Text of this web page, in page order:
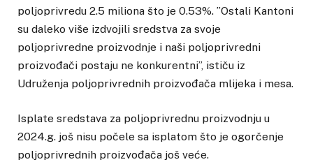
poljoprivredu 2.5 miliona što je 0.53%. ”Ostali Kantoni
su daleko više izdvojili sredstva za svoje
poljoprivredne proizvodnje i naši poljoprivredni
proizvođači postaju ne konkurentni”, ističu iz
Udruženja poljoprivrednih proizvođača mlijeka i mesa.
Isplate sredstava za poljoprivrednu proizvodnju u
2024.g. još nisu počele sa isplatom što je ogorčenje
poljoprivrednih proizvođača još veće.